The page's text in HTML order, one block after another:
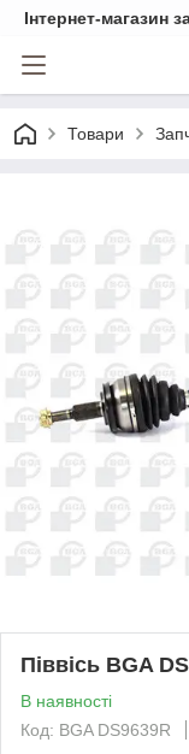
Інтернет-магазин
Товари
Піввісь BGA
В наявності
Код: BGA DS9639R